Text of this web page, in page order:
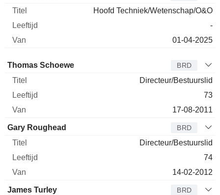
Hoofd Techniek/Wetenschap/O&O
-
01-04-2025
Bestuurder Titel Leeftijd
Thomas Schoewe BRD
Directeur/Bestuurslid
73
17-08-2011
Gary Roughead BRD
Directeur/Bestuurslid
74
14-02-2012
James Turley BRD